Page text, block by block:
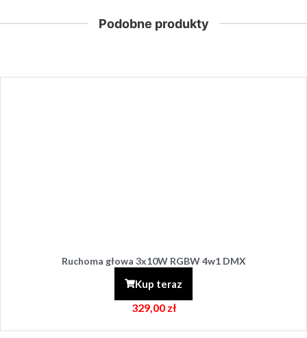
Podobne produkty
Reflektor PAR LED 7x10W RGBW na Statywie z regulacją